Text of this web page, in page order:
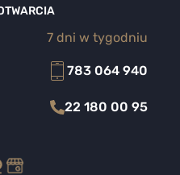
7 dni w tygodniu
783 064 940
22 180 00 95